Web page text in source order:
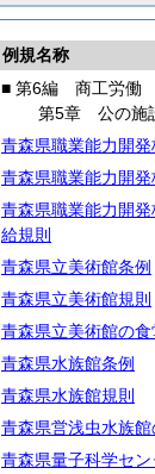
例規名称
■ 第6編 商工労働
第5章 公の施
青森県職業能力開
青森県職業能力開
青森県職業能力開
給規則
青森県立美術館条例
青森県立美術館規則
青森県立美術館の
青森県水族館条例
青森県水族館規則
青森県営浅虫水族
青森県量子科学セン